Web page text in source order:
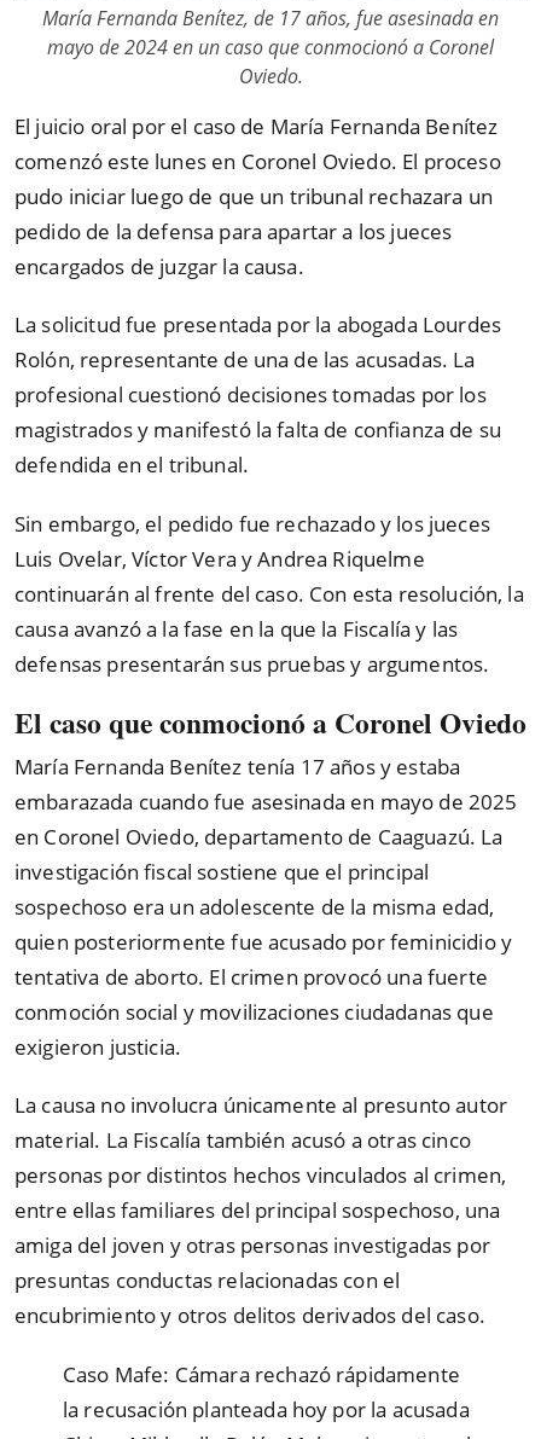
María Fernanda Benítez, de 17 años, fue asesinada en
mayo de 2024 en un caso que conmocionó a Coronel
Oviedo.
El juicio oral por el caso de María Fernanda Benítez
comenzó este lunes en Coronel Oviedo. El proceso
pudo iniciar luego de que un tribunal rechazara un
pedido de la defensa para apartar a los jueces
encargados de juzgar la causa.
La solicitud fue presentada por la abogada Lourdes
Rolón, representante de una de las acusadas. La
profesional cuestionó decisiones tomadas por los
magistrados y manifestó la falta de confianza de su
defendida en el tribunal.
Sin embargo, el pedido fue rechazado y los jueces
Luis Ovelar, Víctor Vera y Andrea Riquelme
continuarán al frente del caso. Con esta resolución, la
causa avanzó a la fase en la que la Fiscalía y las
defensas presentarán sus pruebas y argumentos.
El caso que conmocionó a Coronel Oviedo
María Fernanda Benítez tenía 17 años y estaba
embarazada cuando fue asesinada en mayo de 2025
en Coronel Oviedo, departamento de Caaguazú. La
investigación fiscal sostiene que el principal
sospechoso era un adolescente de la misma edad,
quien posteriormente fue acusado por feminicidio y
tentativa de aborto. El crimen provocó una fuerte
conmoción social y movilizaciones ciudadanas que
exigieron justicia.
La causa no involucra únicamente al presunto autor
material. La Fiscalía también acusó a otras cinco
personas por distintos hechos vinculados al crimen,
entre ellas familiares del principal sospechoso, una
amiga del joven y otras personas investigadas por
presuntas conductas relacionadas con el
encubrimiento y otros delitos derivados del caso.
Caso Mafe: Cámara rechazó rápidamente
la recusación planteada hoy por la acusada